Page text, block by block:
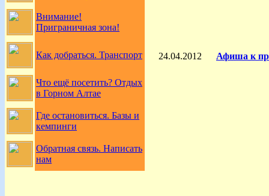
Внимание!
Приграничная зона!
Как добраться. Транспорт
Что ещё посетить? Отдых
в Горном Алтае
Где остановиться. Базы и
кемпинги
Обратная связь. Написать
нам
24.04.2012 Афиша к